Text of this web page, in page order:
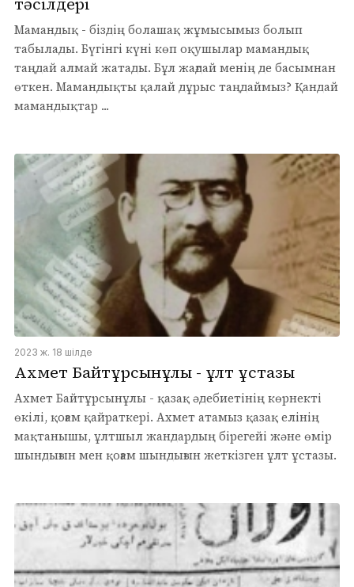
Мамандық - біздің болашақ жұмысымыз болып
табылады. Бүгінгі күні көп оқушылар мамандық
таңдай алмай жатады. Бұл жағдай менің де басымнан
өткен. Мамандықты қалай дұрыс таңдаймыз? Қандай
мамандықтар ...
2023 ж. 18 шілде
Ахмет Байтұрсынұлы - ұлт ұстазы
Ахмет Байтұрсынұлы - қазақ әдебиетінің көрнекті
өкілі, қоғам қайраткері. Ахмет атамыз қазақ елінің
мақтанышы, ұлтшыл жандардың бірегейі және өмір
шындығын мен қоғам шындығын жеткізген ұлт ұстазы.